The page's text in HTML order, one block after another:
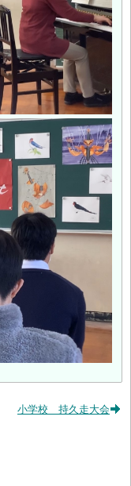
小学校 持久走大会